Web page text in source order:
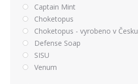
Captain Mint
Choketopus
Choketopus - vyrobeno v Česku
Defense Soap
SISU
Venum